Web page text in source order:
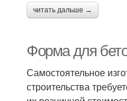
читать дальше →
Форма для
Самостоятельное
строительства